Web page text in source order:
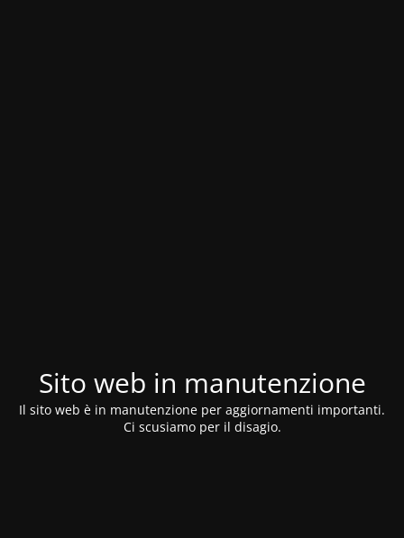
Sito web in manutenzione
Il sito web è in manutenzione per aggiornamenti importanti.
Ci scusiamo per il disagio.